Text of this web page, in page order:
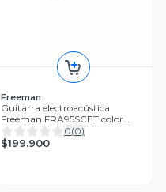
Freeman
Guitarra electroacústica
Freeman FRA95SCET color
negro
0(0)
$199.900